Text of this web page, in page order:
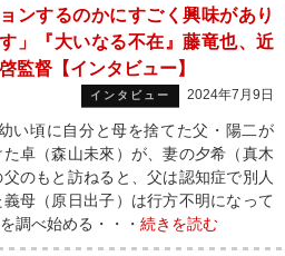
ンするのかにすごく興味があり
」『大いなる不在』藤竜也、近
監督【インタビュー】
インタビュー 2024年7月9日
い頃に自分と母を捨てた父・陽二が
卓（森山未來）が、妻の夕希（真木
のもと訪ねると、父は認知症で別人
母（原日出子）は行方不明になって
調べ始める・・・ 続きを読む